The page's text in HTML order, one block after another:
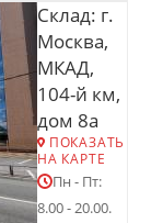
Склад: г.
Москва,
МКАД,
104-й км,
дом 8а
ПОКАЗАТЬ
НА КАРТЕ
Пн - Пт:
8.00 - 20.00.